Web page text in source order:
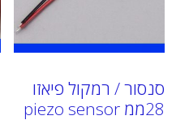
סנסור / רמקול פיאזו
28ממ piezo sensor